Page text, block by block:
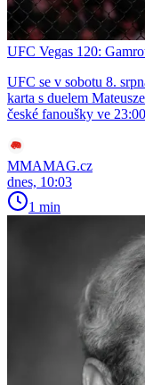
UFC Vegas 120:
UFC se v sobotu 8.
karta s duelem
české fanoušky ve
MMAMAG.cz
dnes, 10:03
1 min